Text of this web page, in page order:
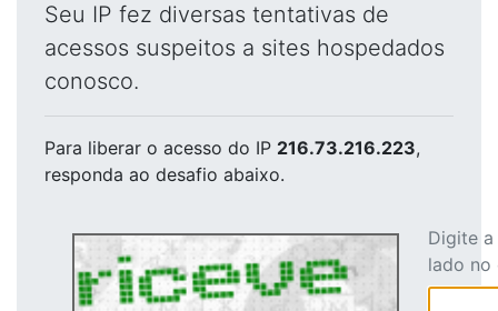
Seu IP fez diversas tentativas de
acessos suspeitos a sites hospedados
conosco.
Para liberar o acesso do IP 216.73.216.223,
responda ao desafio abaixo.
Digite
lado no